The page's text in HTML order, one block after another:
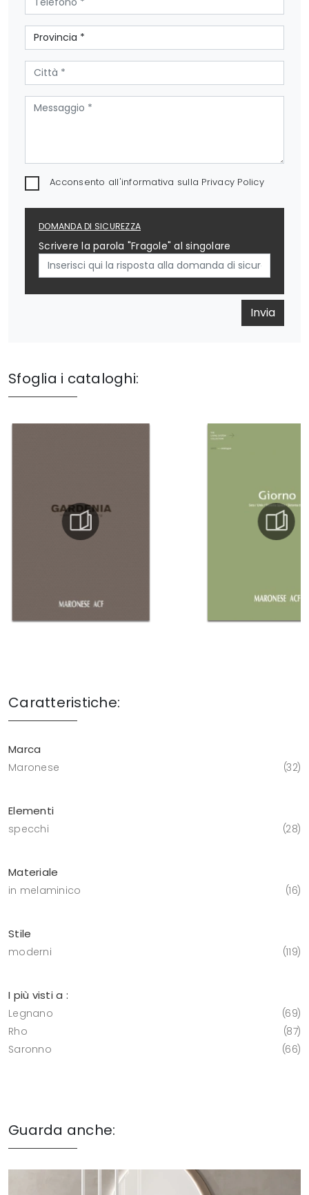
Acconsento all'informativa sulla Privacy Policy
DOMANDA DI SICUREZZA
Scrivere la parola "Fragole" al singolare
Invia
Sfoglia i cataloghi:
Caratteristiche:
Marca
Maronese 32
Elementi
specchi 28
Materiale
in melaminico 16
Stile
moderni 119
I più visti a :
Legnano
69
Rho
87
Saronno
66
Guarda anche: